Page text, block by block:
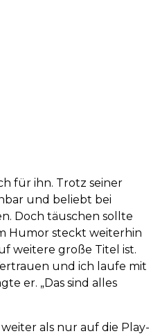
für ihn. Trotz seiner
und beliebt bei
Doch täuschen sollte
Humor steckt weiterhin
weitere große Titel ist.
und ich laufe mit
er. „Das sind alles
als nur auf die Play-